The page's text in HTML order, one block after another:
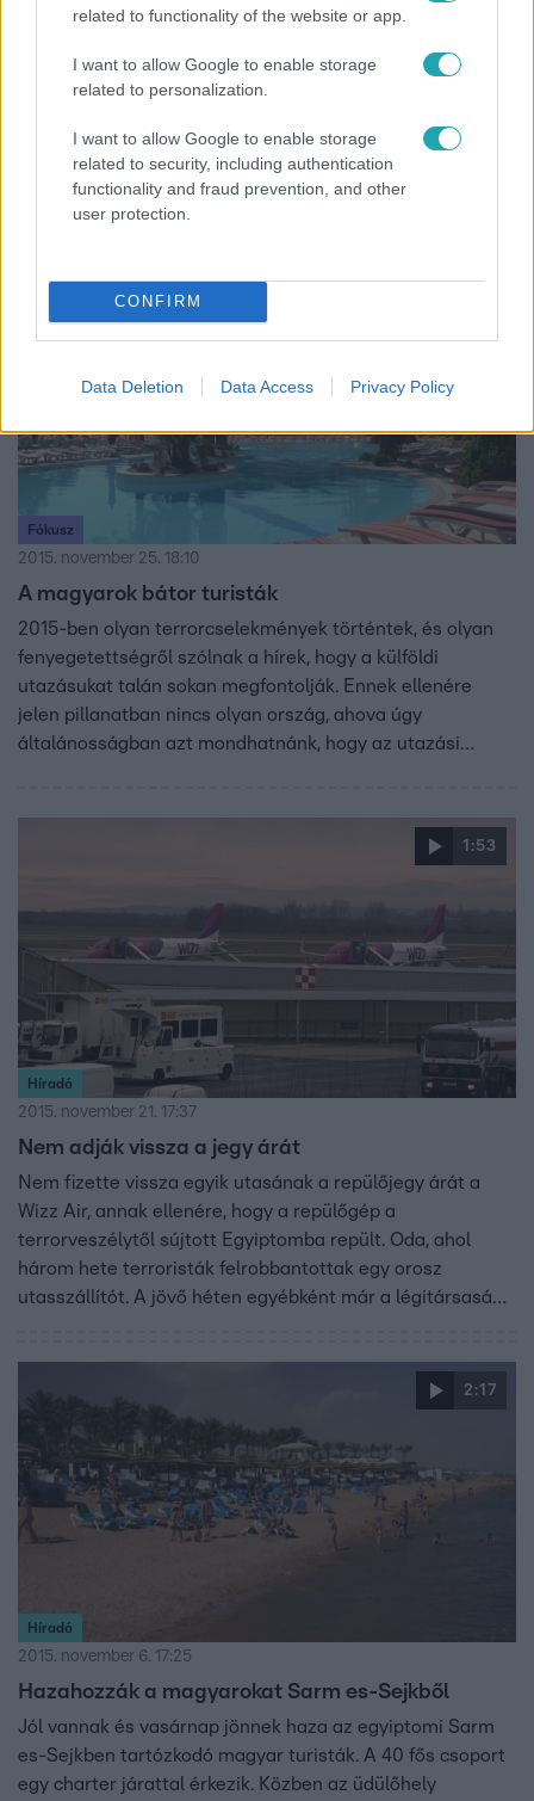
related to functionality of the website or app.
I want to allow Google to enable storage
related to personalization.
I want to allow Google to enable storage
related to security, including authentication
functionality and fraud prevention, and other
user protection.
CONFIRM
Data Deletion Data Access Privacy Policy
Az arab tavasz összecsapásai, aztán a terrortámadások
és a repülőszerencsétlenségek miatt harmadával
kevesebb turista megy a Vörös-tenger partjára nyaralni?
De tényleg veszélyes hely lett Egyiptom, vagy továbbra is
egy különleges, békés, olcsó úticél. Helyszíni tudósítás a
piramisok földjéről.
Fókusz
2015. november 25. 18:10
A magyarok bátor turisták
2015-ben olyan terrorcselekmények történtek, és olyan
fenyegetettségről szólnak a hírek, hogy a külföldi
utazásukat talán sokan megfontolják. Ennek ellenére
jelen pillanatban nincs olyan ország, ahova úgy
általánosságban azt mondhatnánk, hogy az utazási
1:53
Híradó
2015. november 21. 17:37
Nem adják vissza a jegy árát
Nem fizette vissza egyik utasának a repülőjegy árát a
Wizz Air, annak ellenére, hogy a repülőgép a
terrorveszélytől sújtott Egyiptomba repült. Oda, ahol
három hete terroristák felrobbantottak egy orosz
utasszállítót. A jövő héten egyébként már a légitársaság
2:17
Híradó
2015. november 6. 17:25
Hazahozzák a magyarokat Sarm es-Sejkből
Jól vannak és vasárnap jönnek haza az egyiptomi Sarm
es-Sejkben tartózkodó magyar turisták. A 40 fős csoport
egy charter járattal érkezik. Közben az üdülőhely